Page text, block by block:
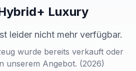
Luxury
leider nicht mehr verfügbar.
wurde bereits verkauft oder
unserem Angebot. (2026)